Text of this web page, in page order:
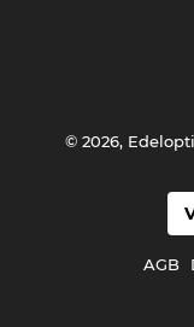
AGB
© 2026,